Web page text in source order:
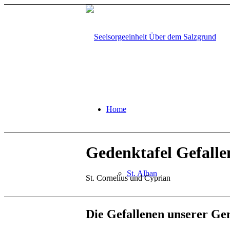
Home
St. Alban
Gedenktafel
St. Cornelius und Cyprian
Die Gefallenen unserer